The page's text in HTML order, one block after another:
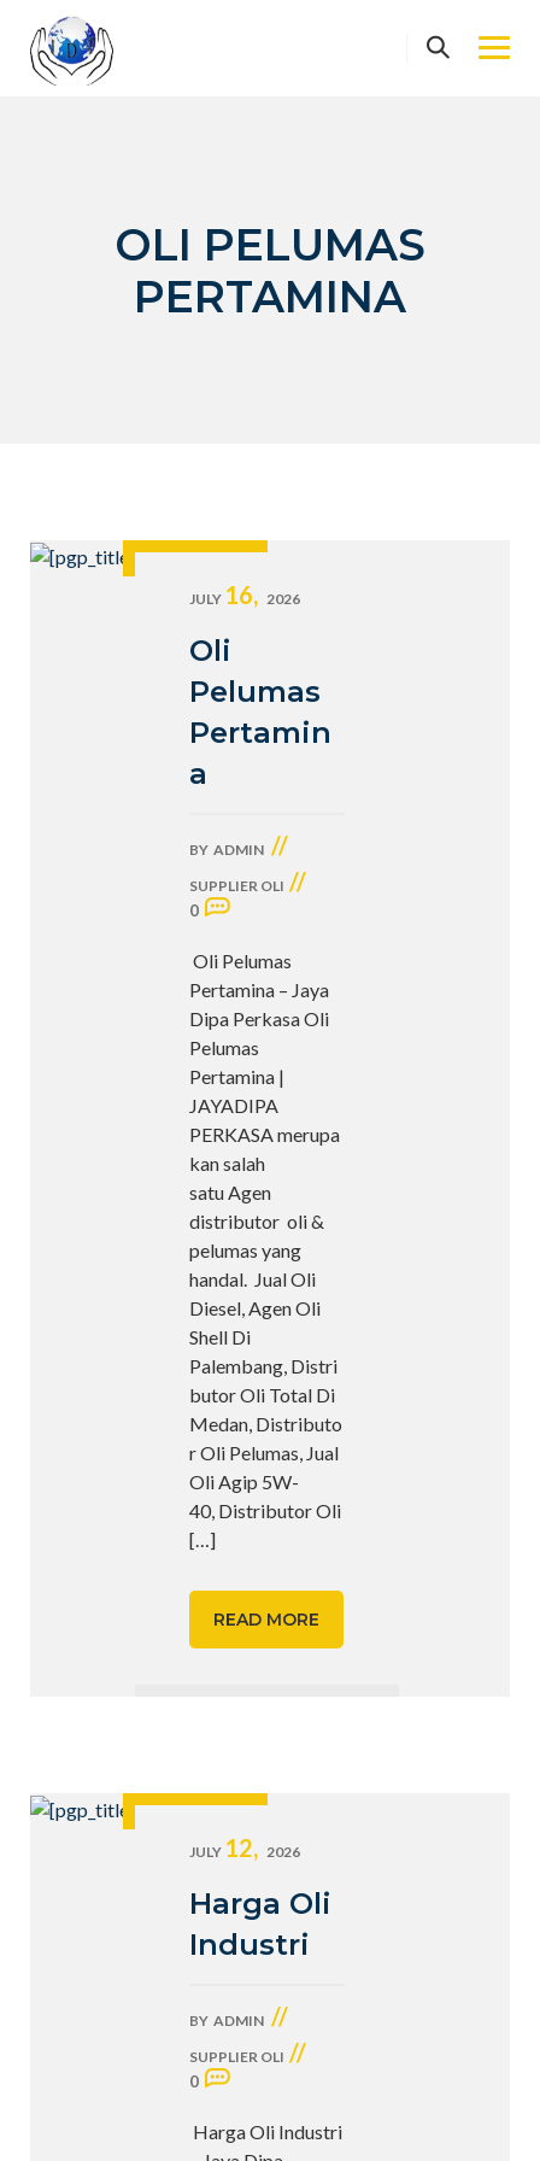
content
OLI PELUMAS
PERTAMINA
JULY 16, 2026
Oli
Pelumas
Pertamin
a
BY ADMIN //
SUPPLIER OLI //
0
Oli Pelumas
Pertamina – Jaya
Dipa Perkasa Oli
Pelumas
Pertamina |
JAYADIPA
PERKASA merupa
kan salah
satu Agen
distributor oli &
pelumas yang
handal. Jual Oli
Diesel, Agen Oli
Shell Di
Palembang, Distri
butor Oli Total Di
Medan, Distributo
r Oli Pelumas, Jual
Oli Agip 5W-
40, Distributor Oli
[…]
READ MORE
JULY 12, 2026
Harga Oli
Industri
BY ADMIN //
SUPPLIER OLI //
0
Harga Oli Industri